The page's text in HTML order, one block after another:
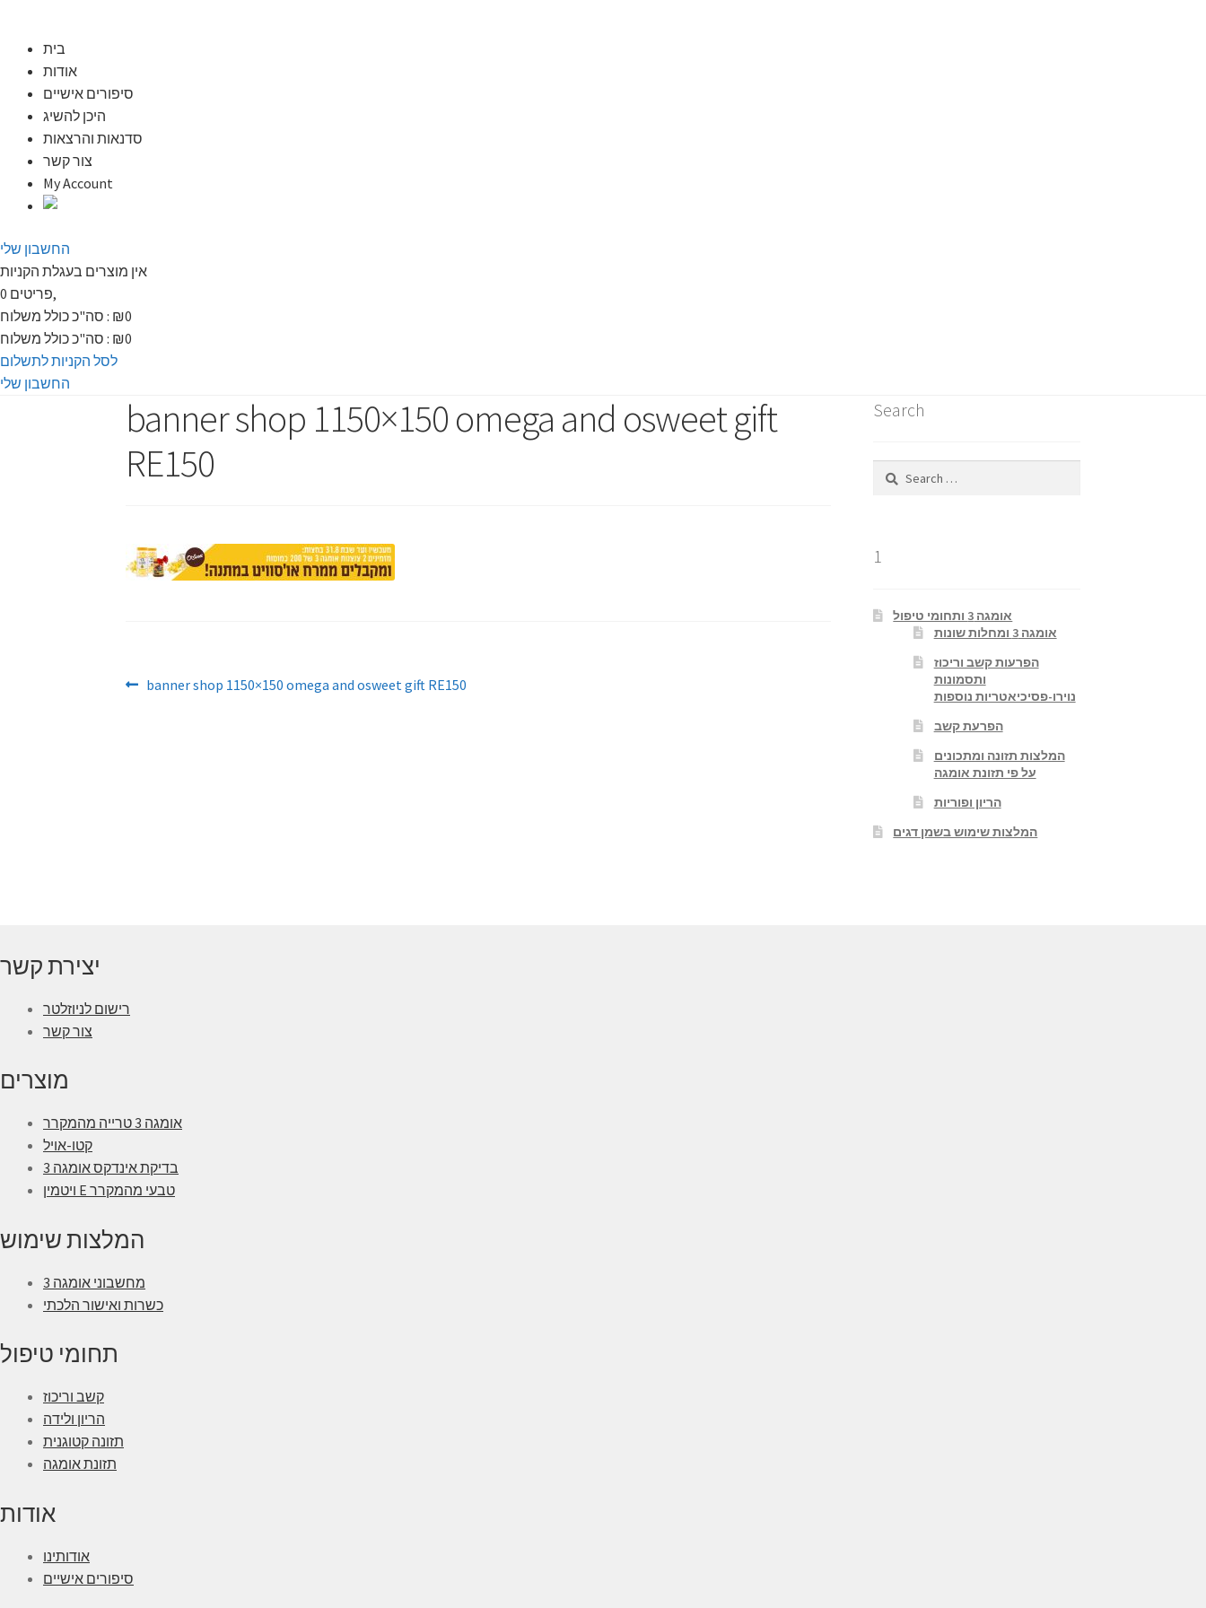
בית
אודות
סיפורים אישיים
היכן להשיג
סדנאות והרצאות
צור קשר
My Account
החשבון שלי
אין מוצרים בעגלת הקניות
0
פריטים,
סה"כ כולל משלוח : ₪0
סה"כ כולל משלוח : ₪0
לסל הקניותלתשלום
החשבון שלי
banner shop 1150×150 omega and osweet gift
RE150
Post
Previous
banner shop 1150×150 omega and osweet gift RE150
Search
Search
1
אומגה 3 ותחומי טיפול
אומגה 3 ומחלות שונות
הפרעות קשב וריכוז
ותסמונות
נוירו-פסיכיאטריות נוספות
הפרעת קשב
המלצות תזונה ומתכונים
על פי תזונת אומגה
הריון ופוריות
המלצות שימוש בשמן דגים
יצירת קשר
רישום לניוזלטר
צור קשר
מוצרים
אומגה 3 טרייה מהמקרר
קטו-אויל
בדיקת אינדקס אומגה 3
ויטמין E טבעי מהמקרר
המלצות שימוש
מחשבוני אומגה 3
כשרות ואישור הלכתי
תחומי טיפול
קשב וריכוז
הריון ולידה
תזונה קטוגנית
תזונת אומגה
אודות
אודותינו
סיפורים אישיים